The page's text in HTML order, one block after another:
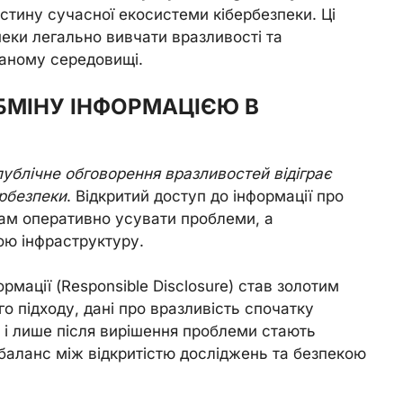
сучасної екосистеми кібербезпеки. Ці
легально вивчати вразливості та
середовищі.
ІНФОРМАЦІЄЮ В
обговорення вразливостей відіграє
. Відкритий доступ до інформації про
оперативно усувати проблеми, а
інфраструктуру.
(Responsible Disclosure) став золотим
підходу, дані про вразливість спочатку
лише після вирішення проблеми стають
між відкритістю досліджень та безпекою